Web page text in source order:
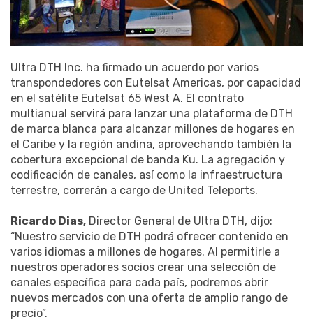
Ultra DTH Inc. ha firmado un acuerdo por varios
transpondedores con Eutelsat Americas, por capacidad
en el satélite Eutelsat 65 West A. El contrato
multianual servirá para lanzar una plataforma de DTH
de marca blanca para alcanzar millones de hogares en
el Caribe y la región andina, aprovechando también la
cobertura excepcional de banda Ku. La agregación y
codificación de canales, así como la infraestructura
terrestre, correrán a cargo de United Teleports.
Ricardo Dias, Director General de Ultra DTH, dijo:
“Nuestro servicio de DTH podrá ofrecer contenido en
varios idiomas a millones de hogares. Al permitirle a
nuestros operadores socios crear una selección de
canales específica para cada país, podremos abrir
nuevos mercados con una oferta de amplio rango de
precio”.